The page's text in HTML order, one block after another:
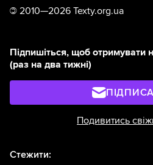
© 2010—2026 Texty.org.ua
Підпишіться, щоб отримувати
(раз на два тижні)
Подивитись
Стежити: